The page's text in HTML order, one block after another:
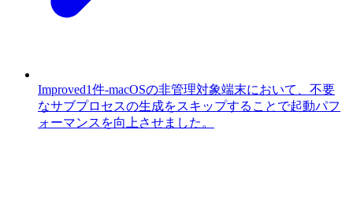
Improved1件-macOSの非管理対象端末において、不要
なサブプロセスの生成をスキップすることで起動パフ
ォーマンスを向上させました。